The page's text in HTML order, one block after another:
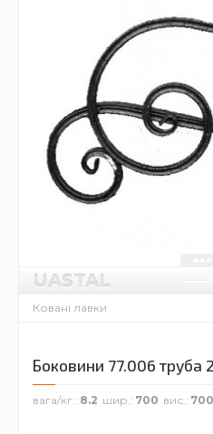
UASTAL
Ковані лавки
Боковини 77.006
вага/кг. 8.2 шир. 700 вис. 700